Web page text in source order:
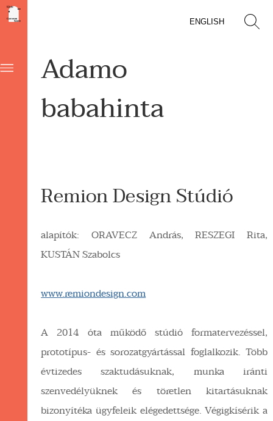
ENGLISH
Adamo
babahinta
Remion Design Stúdió
alapítók: ORAVECZ András, RESZEGI Rita,
KUSTÁN Szabolcs
www.remiondesign.com
A 2014 óta működő stúdió formatervezéssel,
prototípus- és sorozatgyártással foglalkozik. Több
évtizedes szaktudásuknak, munka iránti
szenvedélyüknek és töretlen kitartásuknak
bizonyítéka ügyfeleik elégedettsége. Végigkísérik a